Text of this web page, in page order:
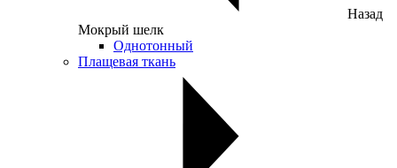
Назад
Мокрый шелк
Однотонный
Плащевая ткань